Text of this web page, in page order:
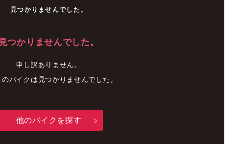
見つかりませんでした。
見つかりませんでした。
申し訳ありません。
バイクは見つかりませんでした。
他のバイクを探す
中古車